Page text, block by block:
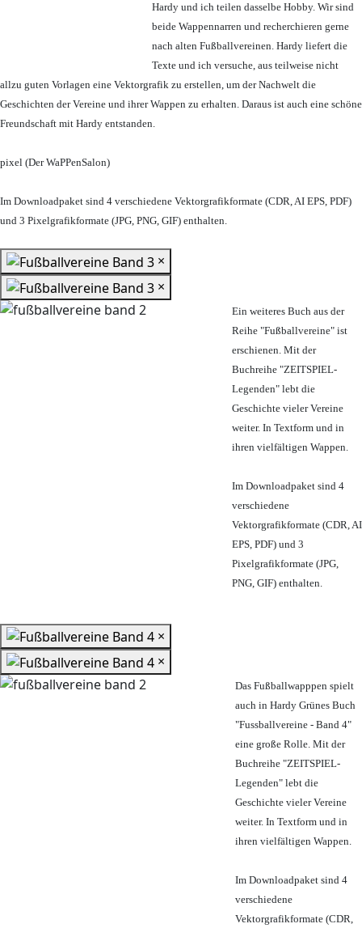
Hardy und ich teilen dasselbe Hobby. Wir sind
beide Wappennarren und recherchieren gerne
nach alten Fußballvereinen. Hardy liefert die
Texte und ich versuche, aus teilweise nicht
allzu guten Vorlagen eine Vektorgrafik zu erstellen, um der Nachwelt die
Geschichten der Vereine und ihrer Wappen zu erhalten. Daraus ist auch eine schöne
Freundschaft mit Hardy entstanden.
pixel (Der WaPPenSalon)
Im Downloadpaket sind 4 verschiedene Vektorgrafikformate (CDR, AI EPS, PDF)
und 3 Pixelgrafikformate (JPG, PNG, GIF) enthalten.
×
×
Ein weiteres Buch aus der
Reihe "Fußballvereine" ist
erschienen. Mit der
Buchreihe "ZEITSPIEL-
Legenden" lebt die
Geschichte vieler Vereine
weiter. In Textform und in
ihren vielfältigen Wappen.
Im Downloadpaket sind 4
verschiedene
Vektorgrafikformate (CDR, AI
EPS, PDF) und 3
Pixelgrafikformate (JPG,
PNG, GIF) enthalten.
×
×
Das Fußballwapppen spielt
auch in Hardy Grünes Buch
"Fussballvereine - Band 4"
eine große Rolle. Mit der
Buchreihe "ZEITSPIEL-
Legenden" lebt die
Geschichte vieler Vereine
weiter. In Textform und in
ihren vielfältigen Wappen.
Im Downloadpaket sind 4
verschiedene
Vektorgrafikformate (CDR,